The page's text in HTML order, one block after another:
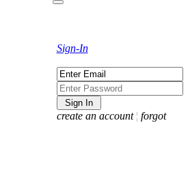
Sign-In
create an account ¦ forgot